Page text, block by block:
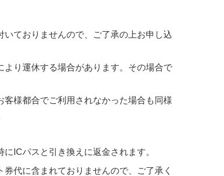
ておりませんので、ご了承の上お申し込
り運休する場合があります。その場合で
様都合でご利用されなかった場合も同様
ICパスと引き換えに返金されます。
代に含まれておりませんので、ご了承く